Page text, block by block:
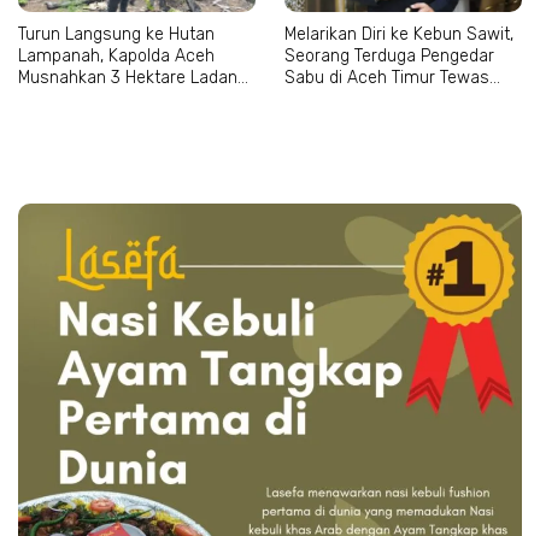
Turun Langsung ke Hutan
Lampanah, Kapolda Aceh
Musnahkan 3 Hektare Ladang
Melarikan Diri ke Kebun Sawit,
Seorang Terduga Pengedar
Sabu di Aceh Timur Tewas